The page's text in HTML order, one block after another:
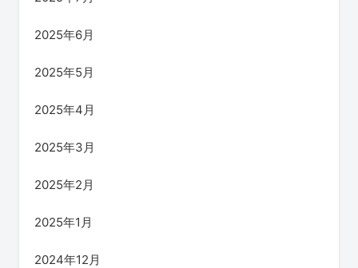
2025年6月
2025年5月
2025年4月
2025年3月
2025年2月
2025年1月
2024年12月